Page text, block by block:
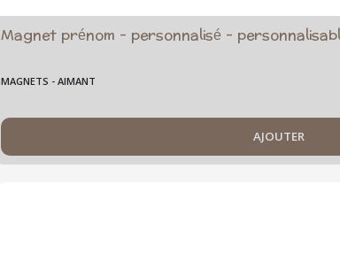
Magnet prénom - personnalisé -
MAGNETS - AIMANT
AJOUTER